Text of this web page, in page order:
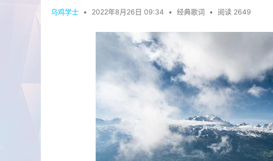
乌鸡学士 • 2022年8月26日 09:34 • 经典歌词 • 阅读 2649